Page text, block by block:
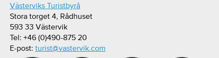
Västerviks Turistbyrå
Stora torget 4, Rådhuset
593 33 Västervik
Tel: +46 (0)490-875 20
E-post: turist@vastervik.com